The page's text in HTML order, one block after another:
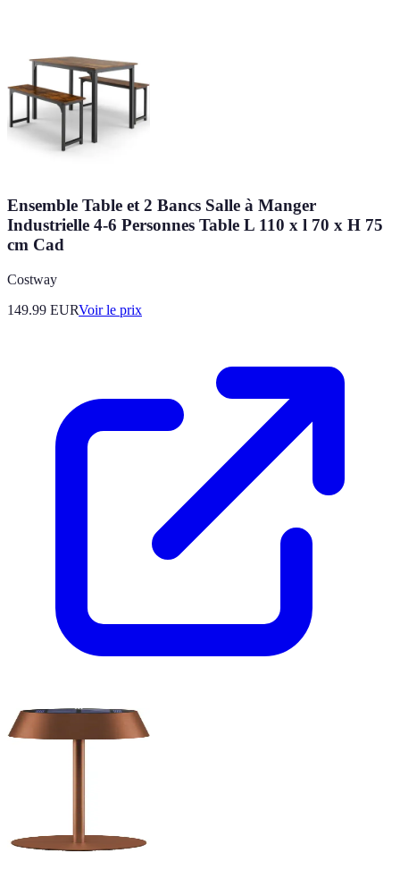
Ensemble Table et 2 Bancs Salle à Manger
Industrielle 4-6 Personnes Table L 110 x l 70 x H 75
cm Cad
Costway
149.99 EURVoir le prix